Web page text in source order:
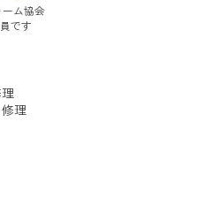
ム協会
です
理